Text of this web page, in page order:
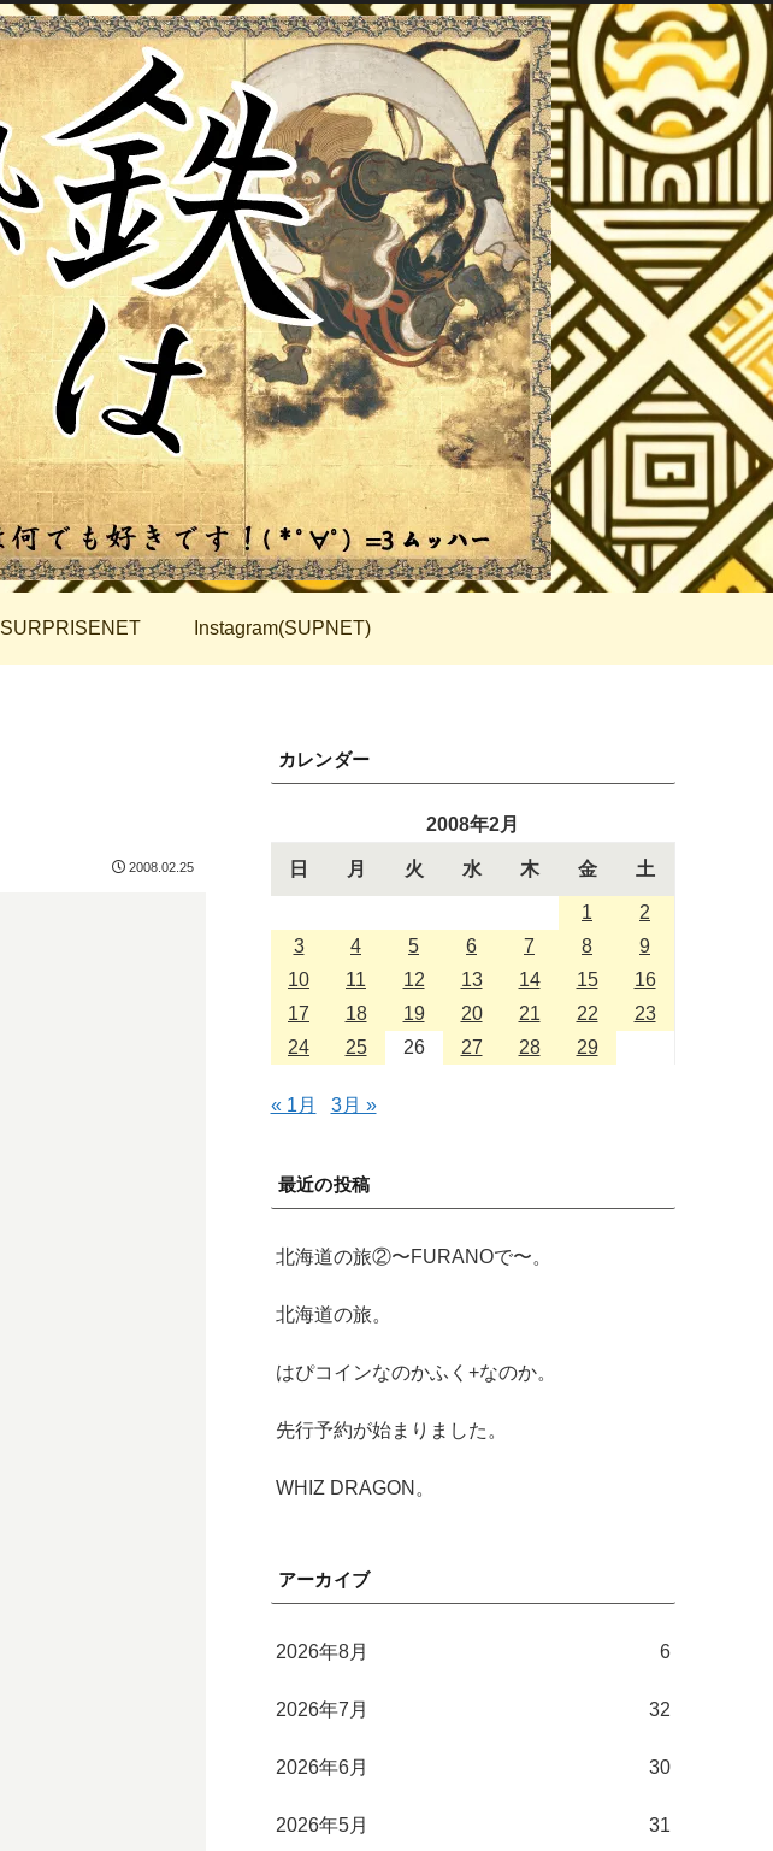
SURPRISENET Instagram(SUPNET)
2008.02.25
カレンダー
2008年2月
日 月 火 水 木 金 土
1
2
3
4 5 6 7 8
9
10
11 12 13 14 15
16
17
18 19 20 21 22
23
24
25 26 27 28 29
« 1月 3月 »
最近の投稿
北海道の旅②〜FURANOで〜。
北海道の旅。
はぴコインなのかふく+なのか。
先行予約が始まりました。
WHIZ DRAGON。
アーカイブ
2026年8月 6
2026年7月 32
2026年6月 30
2026年5月 31